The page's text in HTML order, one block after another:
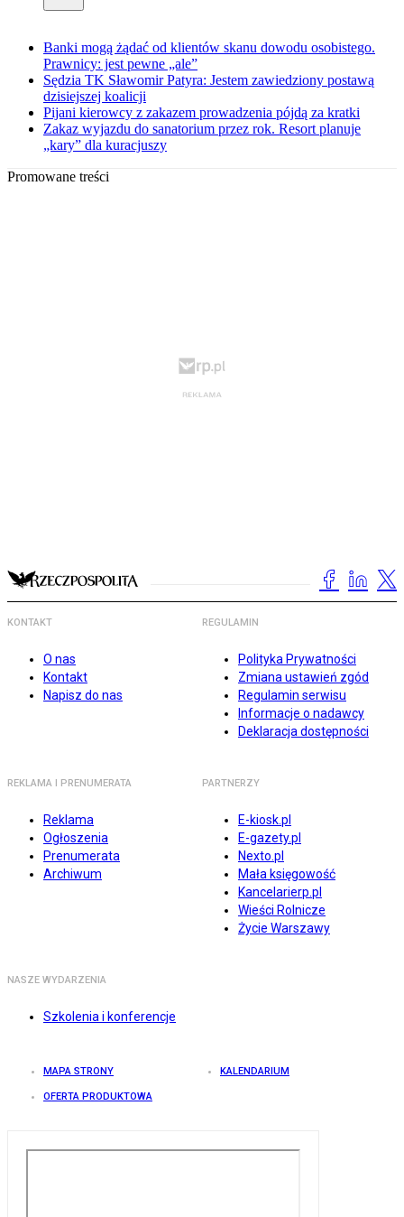
Banki mogą żądać od klientów skanu dowodu osobistego.
Prawnicy: jest pewne „ale”
Sędzia TK Sławomir Patyra: Jestem zawiedziony postawą
dzisiejszej koalicji
Pijani kierowcy z zakazem prowadzenia pójdą za kratki
Zakaz wyjazdu do sanatorium przez rok. Resort planuje
„kary” dla kuracjuszy
Promowane treści
KONTAKT
O nas
Kontakt
Napisz do nas
REGULAMIN
Polityka Prywatności
Zmiana ustawień zgód
Regulamin serwisu
Informacje o nadawcy
Deklaracja dostępności
REKLAMA I PRENUMERATA
Reklama
Ogłoszenia
Prenumerata
Archiwum
PARTNERZY
E-kiosk.pl
E-gazety.pl
Nexto.pl
Mała księgowość
Kancelarierp.pl
Wieści Rolnicze
Życie Warszawy
NASZE WYDARZENIA
Szkolenia i konferencje
MAPA STRONY KALENDARIUM
OFERTA PRODUKTOWA